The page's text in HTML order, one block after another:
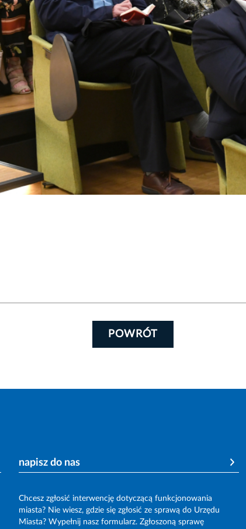
POWRÓT
napisz do nas
Chcesz zgłosić interwencję dotyczącą funkcjonowania
miasta? Nie wiesz, gdzie się zgłosić ze sprawą do Urzędu
Miasta? Wypełnij nasz formularz. Zgłoszoną sprawę